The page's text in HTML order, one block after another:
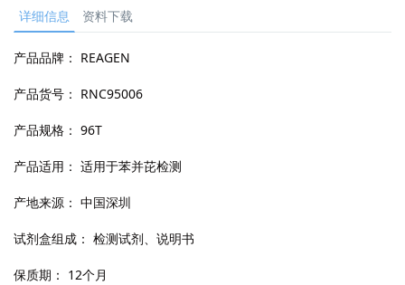
详细信息 资料下载
产品品牌： REAGEN
产品货号： RNC95006
产品规格： 96T
产品适用： 适用于苯并芘检测
产地来源： 中国深圳
试剂盒组成： 检测试剂、说明书
保质期： 12个月